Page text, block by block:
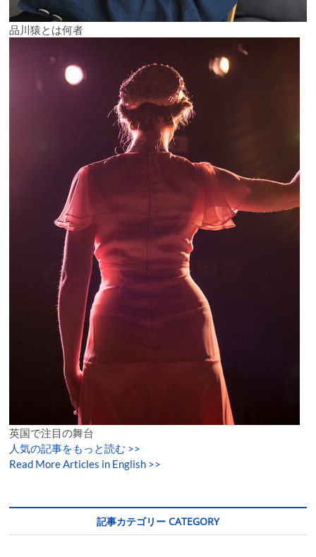
品川猿とは何者
英国で注目の舞台
人気の記事をもっと読む >>
Read More Articles in English >>
記事カテゴリー CATEGORY